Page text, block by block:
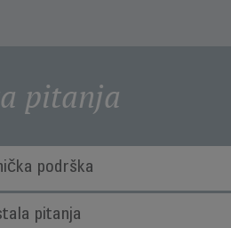
pitanja
podrška
aparata oštećen?
pitanja